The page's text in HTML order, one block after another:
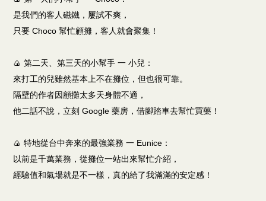
是我們的客人磁鐵，屢試不爽，
只要 Choco 幫忙顧攤，客人就會聚集！
🍙 第二天、第三天的小幫手 一 小兒：
來打工的兒雖然基本上不在攤位，但也很可靠。
隔壁的作者因顧攤太多天身體不適，
他二話不說，立刻 Google 藥房，借腳踏車去幫忙買藥！
🍙 特地從台中奔來的最強業務 一 Eunice：
以前是千萬業務，從攤位一站出來幫忙介紹，
經驗值和氣場就是不一樣，真的給了我滿滿的安定感！